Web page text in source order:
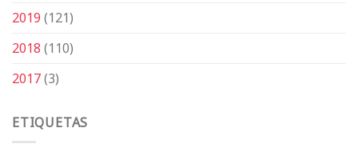
2019(121)
2018(110)
2017(3)
ETIQUETAS